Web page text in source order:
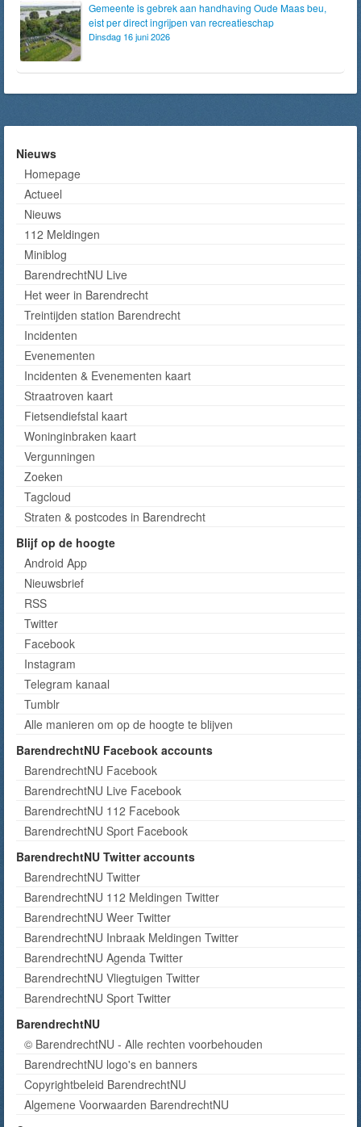
Gemeente is gebrek aan handhaving Oude Maas beu,
eist per direct ingrijpen van recreatieschap
Dinsdag 16 juni 2026
Nieuws
Homepage
Actueel
Nieuws
112 Meldingen
Miniblog
BarendrechtNU Live
Het weer in Barendrecht
Treintijden station Barendrecht
Incidenten
Evenementen
Incidenten & Evenementen kaart
Straatroven kaart
Fietsendiefstal kaart
Woninginbraken kaart
Vergunningen
Zoeken
Tagcloud
Straten & postcodes in Barendrecht
Blijf op de hoogte
Android App
Nieuwsbrief
RSS
Twitter
Facebook
Instagram
Telegram kanaal
Tumblr
Alle manieren om op de hoogte te blijven
BarendrechtNU Facebook accounts
BarendrechtNU Facebook
BarendrechtNU Live Facebook
BarendrechtNU 112 Facebook
BarendrechtNU Sport Facebook
BarendrechtNU Twitter accounts
BarendrechtNU Twitter
BarendrechtNU 112 Meldingen Twitter
BarendrechtNU Weer Twitter
BarendrechtNU Inbraak Meldingen Twitter
BarendrechtNU Agenda Twitter
BarendrechtNU Vliegtuigen Twitter
BarendrechtNU Sport Twitter
BarendrechtNU
© BarendrechtNU - Alle rechten voorbehouden
BarendrechtNU logo's en banners
Copyrightbeleid BarendrechtNU
Algemene Voorwaarden BarendrechtNU